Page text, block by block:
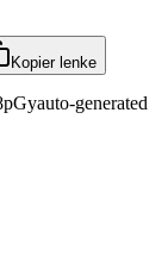
Kopier lenke
auto-generated